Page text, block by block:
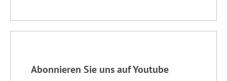
Abonnieren Sie uns auf Youtube